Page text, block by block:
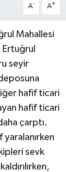
A- A+
Mahallesi
seyir
hafif ticari
hafif ticari
çarptı.
yaralanırken
sevk